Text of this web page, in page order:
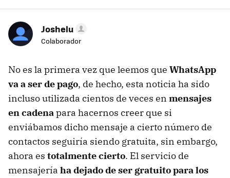
Joshelu
Colaborador
No es la primera vez que leemos que WhatsApp
va a ser de pago, de hecho, esta noticia ha sido
incluso utilizada cientos de veces en mensajes
en cadenapara hacernos creer que si
enviábamos dicho mensaje a cierto número de
contactos seguiría siendo gratuita, sin embargo,
ahora es totalmente cierto. El servicio de
mensajería ha dejado de ser gratuito para los